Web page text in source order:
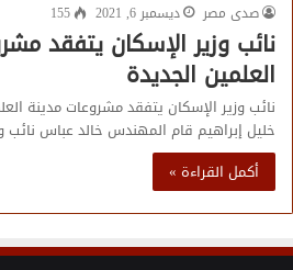
صدى مصر
ديسمبر 6, 2021 155
نائب وزير الإسكان يتفقد
العلمين الجديدة
خليل إبراهيم قام المهندس خالد عباس نائب
أكمل القراءة »